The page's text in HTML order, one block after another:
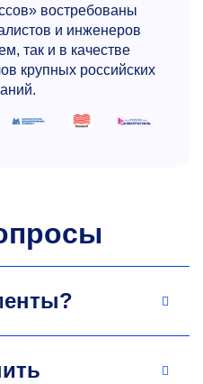
производства
свинца
проекта
методом вакуум-
(Заказчик —
Научные интересы:
технологий
процессов
реальных
востребованы
и инженеров
так и в качестве
крупных российских